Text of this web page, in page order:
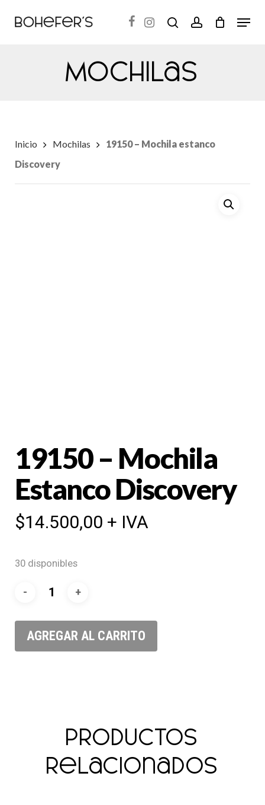
search accountMenu
Inicio Mochilas
19150 – Mochila estanco
Discovery
Mochilas
19150 – Mochila
Estanco Discovery
$14.500,00 + IVA
30 disponibles
AGREGAR AL CARRITO
Productos
relacionados